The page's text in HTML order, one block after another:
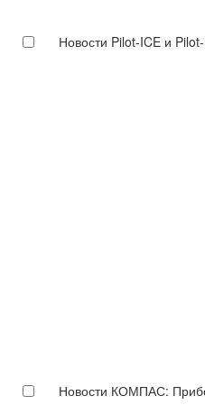
Новости Pilot-ICE и
Новости КОМПАС: